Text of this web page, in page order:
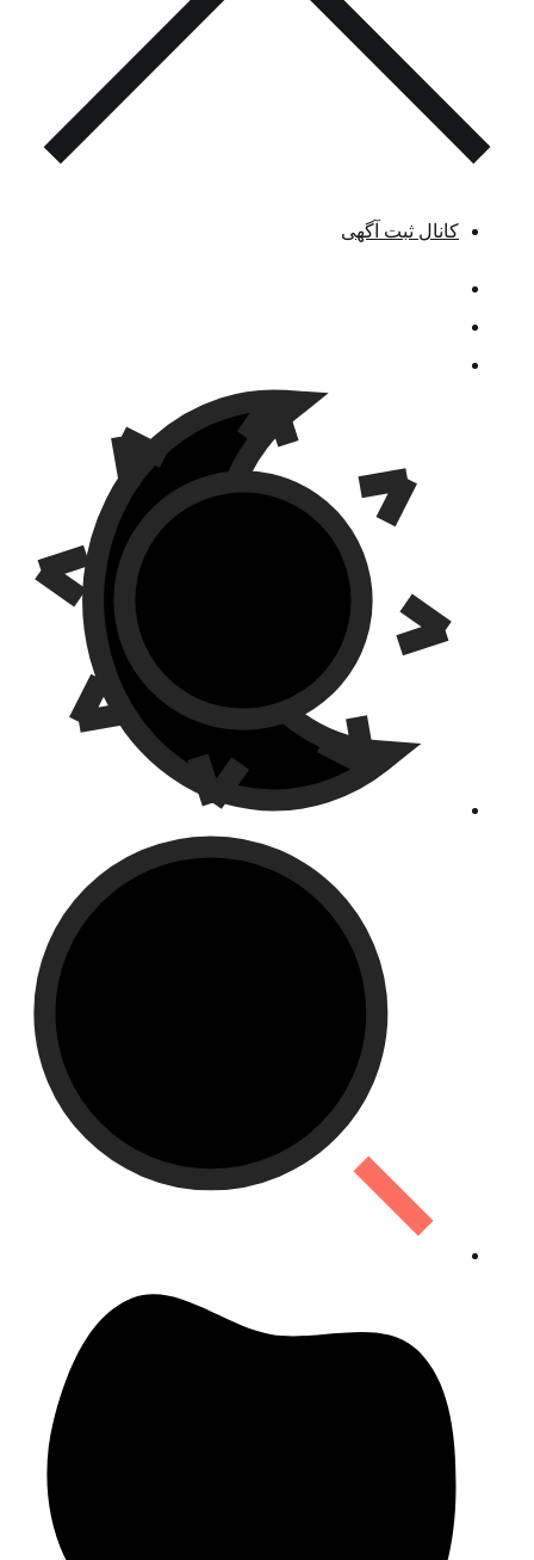
کانال ثبت آگهی